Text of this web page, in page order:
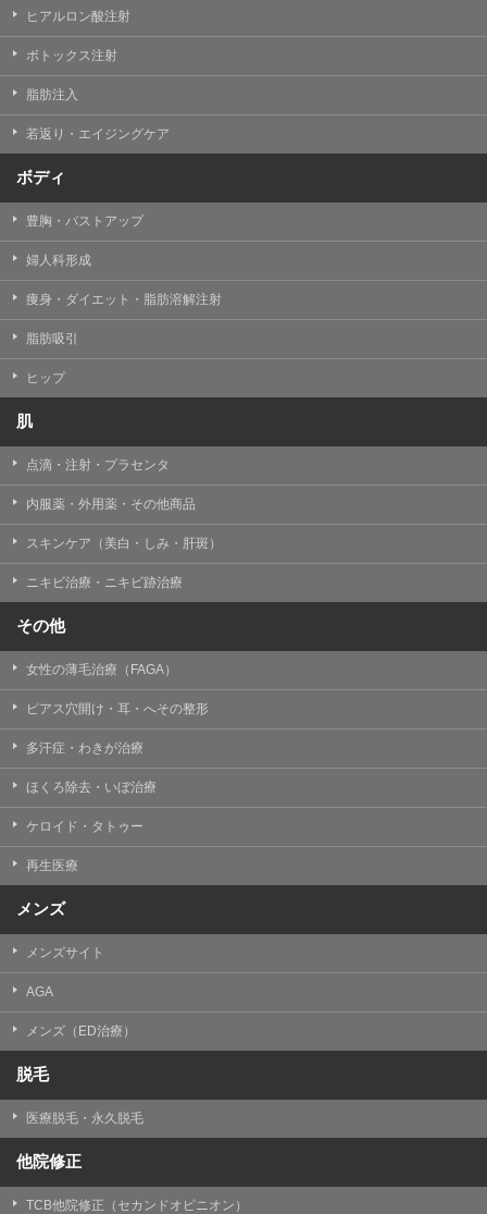
ヒアルロン酸注射
ボトックス注射
脂肪注入
若返り・エイジングケア
ボディ
豊胸・バストアップ
婦人科形成
痩身・ダイエット・脂肪溶解注射
脂肪吸引
ヒップ
肌
点滴・注射・プラセンタ
内服薬・外用薬・その他商品
スキンケア（美白・しみ・肝斑）
ニキビ治療・ニキビ跡治療
その他
女性の薄毛治療（FAGA）
ピアス穴開け・耳・へその整形
多汗症・わきが治療
ほくろ除去・いぼ治療
ケロイド・タトゥー
再生医療
メンズ
メンズサイト
AGA
メンズ（ED治療）
脱毛
医療脱毛・永久脱毛
他院修正
TCB他院修正（セカンドオピニオン）